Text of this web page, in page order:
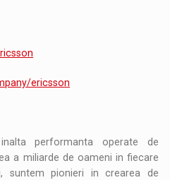
ericsson
performanta operate de
a miliarde de oameni in fiecare
suntem pionieri in crearea de